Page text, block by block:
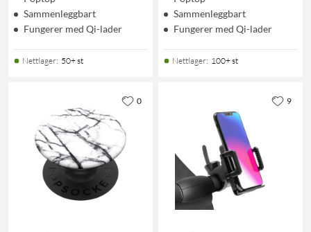
Sammenleggbart
Fungerer med Qi-lader
Nettlager: 50+ st
Sammenleggbart
Fungerer med Qi-lader
Nettlager: 100+ st
0 9